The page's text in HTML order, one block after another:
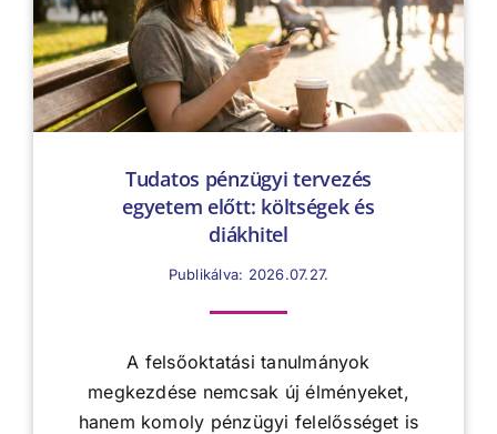
Tudatos pénzügyi tervezés
egyetem előtt: költségek és
diákhitel
Publikálva: 2026.07.27.
A felsőoktatási tanulmányok
megkezdése nemcsak új élményeket,
hanem komoly pénzügyi felelősséget is